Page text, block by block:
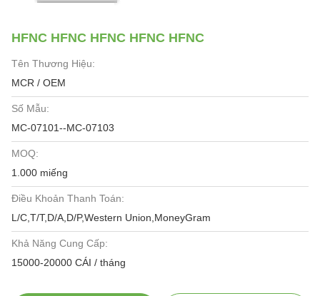
HFNC HFNC HFNC HFNC HFNC
Tên Thương Hiệu:
MCR / OEM
Số Mẫu:
MC-07101--MC-07103
MOQ:
1.000 miếng
Điều Khoản Thanh Toán:
L/C,T/T,D/A,D/P,Western Union,MoneyGram
Khả Năng Cung Cấp:
15000-20000 CÁI / tháng